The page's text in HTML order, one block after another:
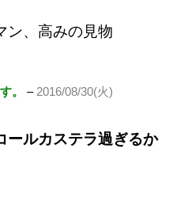
ン、高みの見物
。 –2016/08/30(火)
ールカステラ過ぎるか